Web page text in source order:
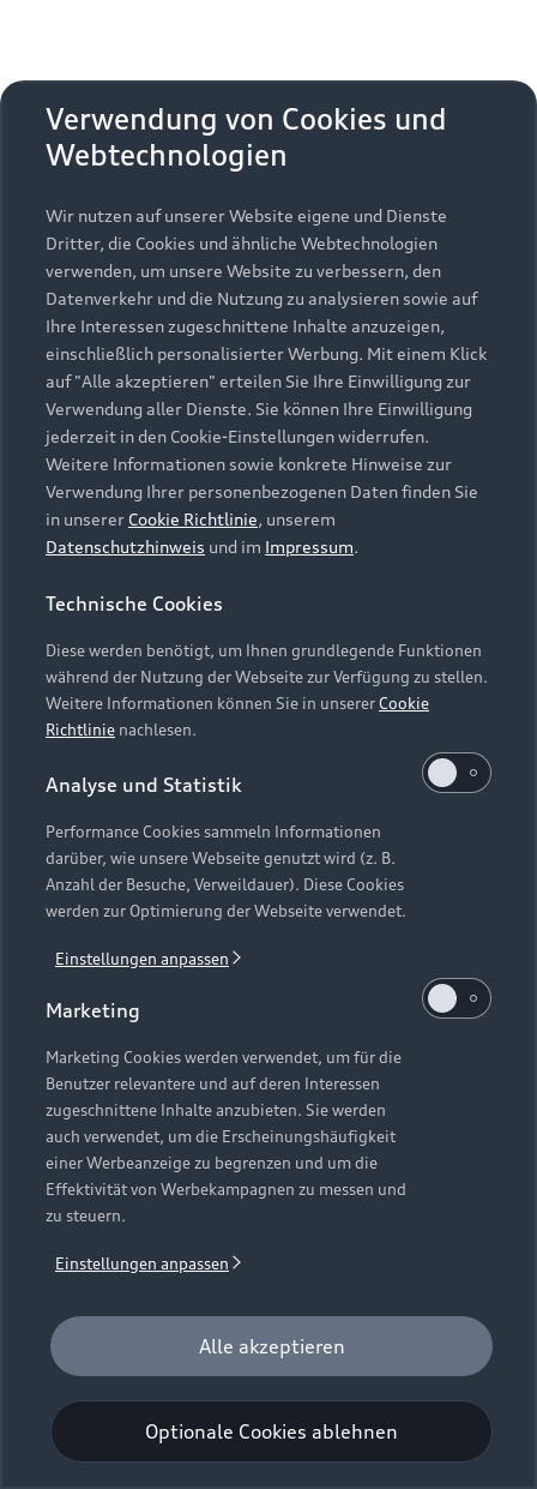
Verwendung von Cookies und
Webtechnologien
Wir nutzen auf unserer Website eigene und Dienste
Dritter, die Cookies und ähnliche Webtechnologien
verwenden, um unsere Website zu verbessern, den
Datenverkehr und die Nutzung zu analysieren sowie auf
Ihre Interessen zugeschnittene Inhalte anzuzeigen,
einschließlich personalisierter Werbung. Mit einem Klick
auf "Alle akzeptieren" erteilen Sie Ihre Einwilligung zur
Verwendung aller Dienste. Sie können Ihre Einwilligung
jederzeit in den Cookie-Einstellungen widerrufen.
Weitere Informationen sowie konkrete Hinweise zur
Verwendung Ihrer personenbezogenen Daten finden Sie
in unserer Cookie Richtlinie, unserem
Datenschutzhinweis und im Impressum.
Technische Cookies
Diese werden benötigt, um Ihnen grundlegende Funktionen
während der Nutzung der Webseite zur Verfügung zu stellen.
Weitere Informationen können Sie in unsererCookie
Richtlinie nachlesen.
Analyse und Statistik
Performance Cookies sammeln Informationen
darüber, wie unsere Webseite genutzt wird (z. B.
Anzahl der Besuche, Verweildauer). Diese Cookies
werden zur Optimierung der Webseite verwendet.
Einstellungen anpassen
Marketing
Marketing Cookies werden verwendet, um für die
Benutzer relevantere und auf deren Interessen
zugeschnittene Inhalte anzubieten. Sie werden
auch verwendet, um die Erscheinungshäufigkeit
einer Werbeanzeige zu begrenzen und um die
Effektivität von Werbekampagnen zu messen und
zu steuern.
Einstellungen anpassen
Optionale Cookies ablehnen
Alle akzeptieren
A8 60 TFSI e
Gebrauchtwagen kaufen